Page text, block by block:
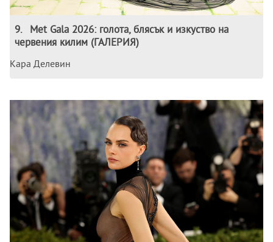
9.
Met Gala 2026: голота, блясък и изкуство на
червения килим (ГАЛЕРИЯ)
Кара Делевин